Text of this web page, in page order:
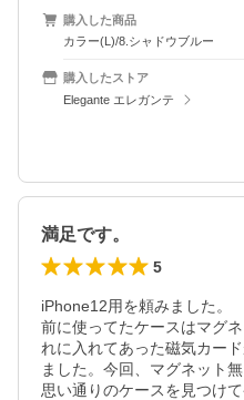
購入した商品
カラー(L)/8.シャドウブルー
購入したストア
Elegante エレガンテ
満足です。
5
iPhone12用を頼みました。
前に使ってたケースはマグ
れに入れてあった磁気カー
ました。今回、マグネット
思い通りのケースを見つけて